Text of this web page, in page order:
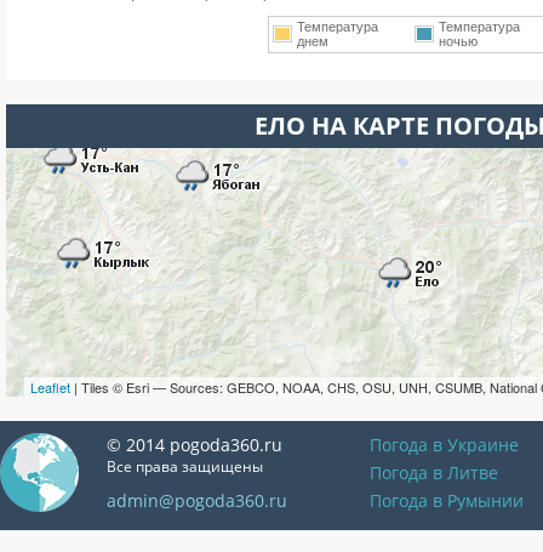
Температура
днем
Температура
ночью
ЕЛО НА КАРТЕ
Leaflet | Tiles © Esri — Sources: GEBCO, NOAA, CHS, OSU, UNH, CSUMB, National
© 2014 pogoda360.ru
Все права защищены
admin@pogoda360.ru
Погода в Украине
Погода в Литве
Погода в Румынии